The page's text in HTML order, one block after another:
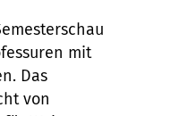
mit
Das
von